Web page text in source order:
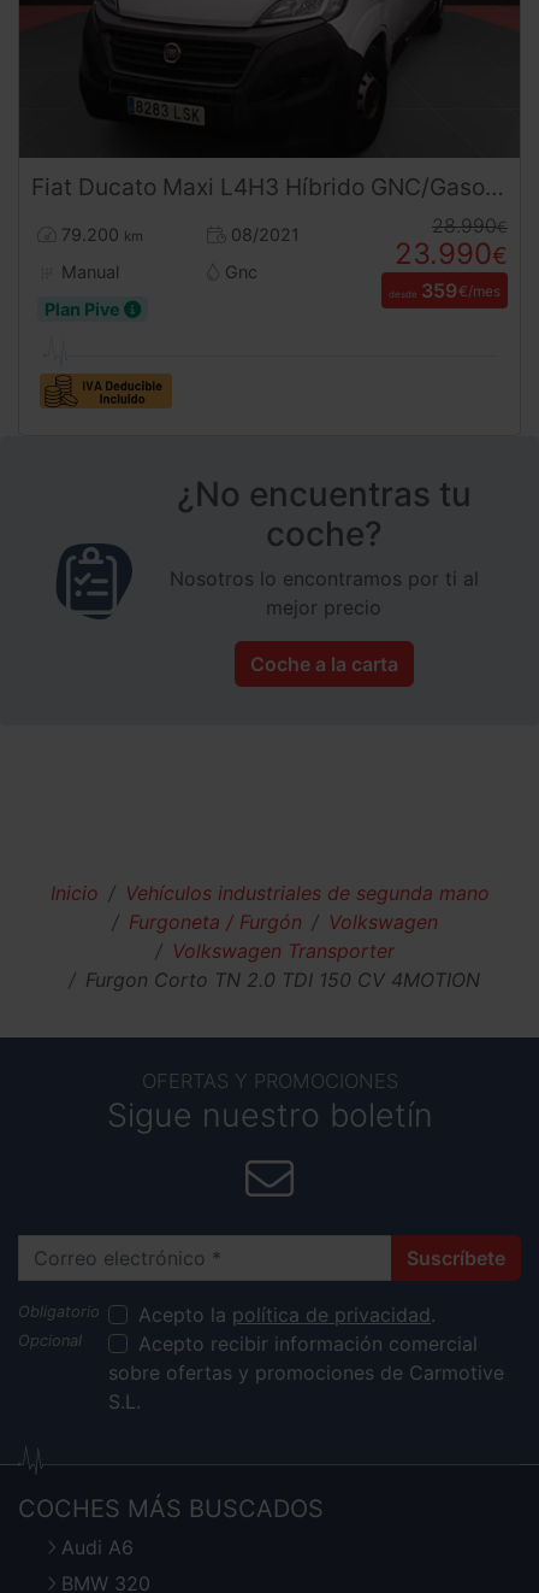
Fiat Ducato Maxi L4H3 Híbrido GNC/Gasolina | Etiqueta ECO | Desde 360€/mes
79.200 km
08/2021
Manual
Gnc
Plan Pive
28.990€
23.990€
desde 359€/mes
¿No encuentras tu
coche?
Nosotros lo encontramos por ti al
mejor precio
Coche a la carta
Inicio
Vehículos industriales de segunda mano
Furgoneta / Furgón
Volkswagen
Volkswagen Transporter
Furgon Corto TN 2.0 TDI 150 CV 4MOTION
OFERTAS Y PROMOCIONES
Sigue nuestro boletín
Correo electrónico Suscríbete
Acepto la política de privacidad.
Acepto recibir información comercial
sobre ofertas y promociones de Carmotive
S.L.
COCHES MÁS BUSCADOS
Audi A6
BMW 320